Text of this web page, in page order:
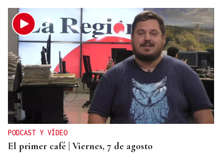
PODCAST Y VÍDEO
El primer café | Viernes, 7 de agosto